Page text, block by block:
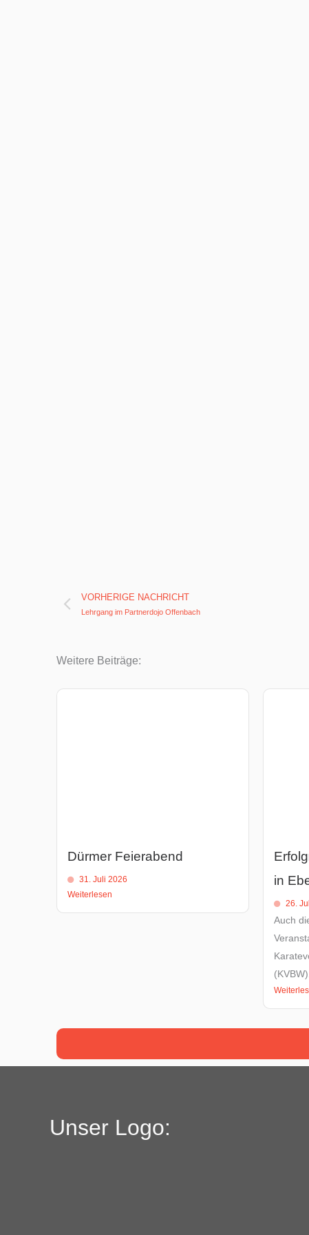
Prev
VORHERIGE NACHRICHT
Lehrgang im Partnerdojo Offenbach
Weitere Beiträge:
Dürmer Feierabend
31. Juli 2026
Weiterlesen
in
26.
Auch
Unser Logo: